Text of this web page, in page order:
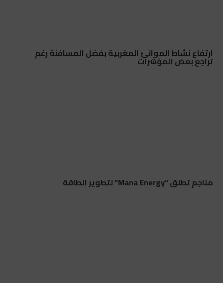
ارتفاع نشاط الموانئ المغربية بفضل المسافنة رغم
تراجع بعض المؤشرات
مناجم تطلق “Mana Energy” لتطوير الطاقة